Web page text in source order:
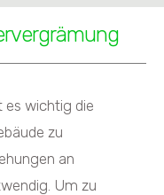
es wichtig die
zu
an
Um zu